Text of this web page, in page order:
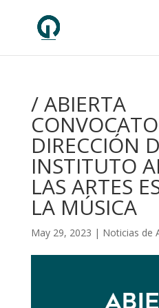
/ ABIERTA
DIRECCIÓN
INSTITUTO
LAS ARTES
LA MÚSICA
May 29, 2023 | Noticias de